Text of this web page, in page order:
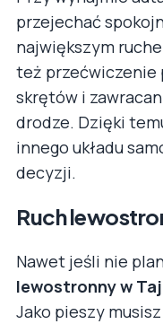
przejechać
największym
też przećwiczenie
skrętów i
drodze. Dzięki
innego układu
decyzji.
Ruch
Nawet jeśli nie
lewostronny w
Jako pieszy